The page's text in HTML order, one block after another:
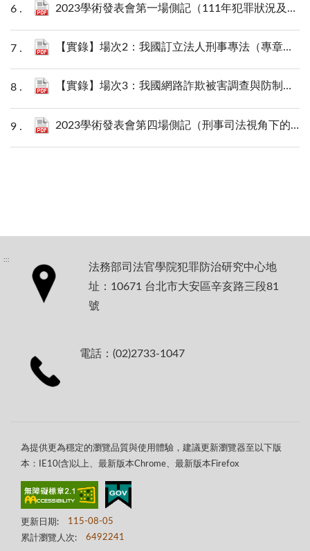
2023學術發表會第一場側記（111年犯罪狀況及其分析-人頭帳戶提供者之特性與防制）.pdf
【實錄】場次2：我國訂立法人刑事專法（專章）可行性之評估--以外國法制深度研究為核心.pdf
【實錄】場次3：我國網路詐欺被害調查與防制研究.pdf
2023學術發表會第四場側記（刑事司法視角下的第三方支付）.pdf
:::
法務部司法官學院犯罪防治研究中心地
址：10671 台北市大安區辛亥路三段81
號
電話：(02)2733-1047
為提供更為穩定的瀏覽品質與使用體驗，建議更新瀏覽器至以下版
本：IE10(含)以上、最新版本Chrome、最新版本Firefox
更新日期:
115-08-05
累計瀏覽人次:
6492241